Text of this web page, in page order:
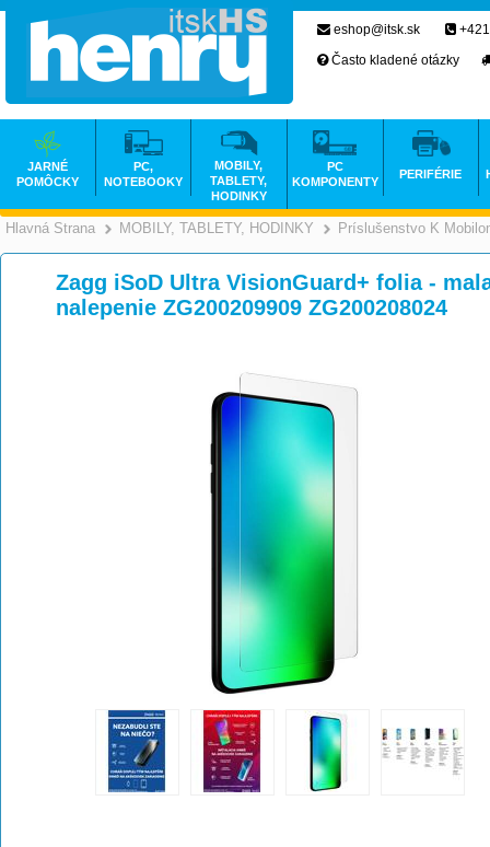
Hlavná Strana >
MOBILY, TABLETY, HODINKY >
Príslušenstvo K
Zagg iSoD Ultra VisionGuard+ folia -
nalepenie ZG200209909 ZG200208024
eshop@itsk.sk
Často kladené otázky
JARNÉ
POMÔCKY
PC,
NOTEBOOKY
MOBILY,
TABLETY,
HODINKY
PC
KOMPONENTY
PERIFÉRIE